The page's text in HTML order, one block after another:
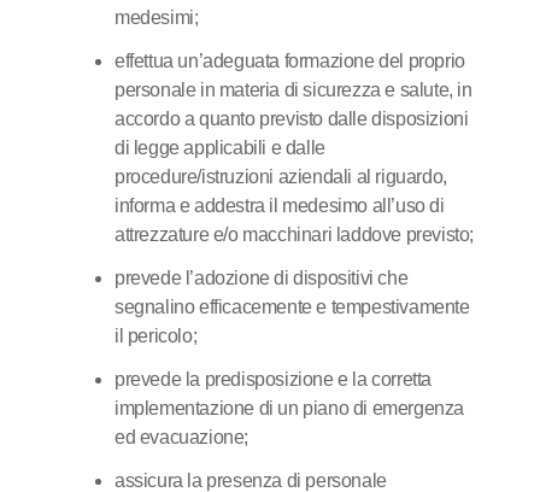
medesimi;
effettua un’adeguata formazione del proprio
personale in materia di sicurezza e salute, in
accordo a quanto previsto dalle disposizioni
di legge applicabili e dalle
procedure/istruzioni aziendali al riguardo,
informa e addestra il medesimo all’uso di
attrezzature e/o macchinari laddove previsto;
prevede l’adozione di dispositivi che
segnalino efficacemente e tempestivamente
il pericolo;
prevede la predisposizione e la corretta
implementazione di un piano di emergenza
ed evacuazione;
assicura la presenza di personale